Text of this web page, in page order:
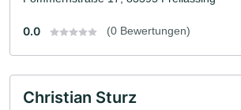
0.0 (0 Bewertungen)
Christian Sturz